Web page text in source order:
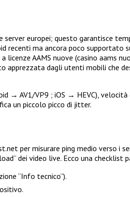
europei; questo garantisce
recenti ma ancora poco supportato
AAMS nuove (casino aams
apprezzata dagli utenti mobili che
→ AV1/VP9 ; iOS → HEVC), velocità
un piccolo picco di jitter.
per misurare ping medio verso i
dei video live. Ecco una checklist
“Info tecnico”).